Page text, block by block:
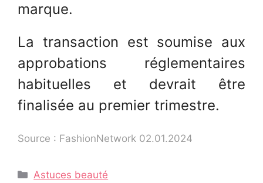
marque.
La transaction est soumise aux
approbations réglementaires
habituelles et devrait être
finalisée au premier trimestre.
Source : FashionNetwork 02.01.2024
Catégories
Astuces beauté